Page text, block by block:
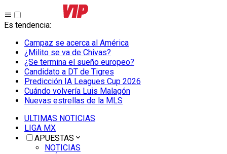
Es tendencia:
Campaz se acerca al América
¿Milito se va de Chivas?
¿Se termina el sueño europeo?
Candidato a DT de Tigres
Predicción IA Leagues Cup 2026
Cuándo volvería Luis Malagón
Nuevas estrellas de la MLS
ULTIMAS NOTICIAS
LIGA MX
APUESTAS
NOTICIAS